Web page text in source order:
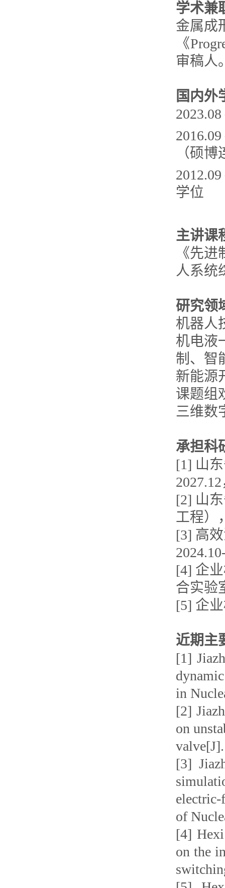
学术兼
金属成
《
审稿人
国内外
（硕
学位
主讲课
《先
人系统
研究领
机器人
机电液
制、智
新能源
课题组
三维数
承担科
[1] 山
[2] 山
工程）
[3] 高
[4] 企
合实验
[5] 企
近期主
[1]
in
[2]
on
[3]
of
[4]
on the